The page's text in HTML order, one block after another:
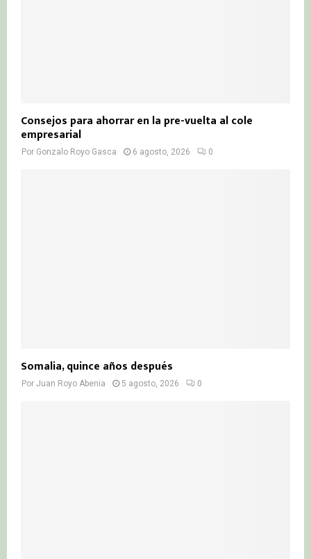
Consejos para ahorrar en la pre-vuelta al cole
empresarial
Por Gonzalo Royo Gasca 6 agosto, 2026 0
Somalia, quince años después
Por Juan Royo Abenia 5 agosto, 2026 0